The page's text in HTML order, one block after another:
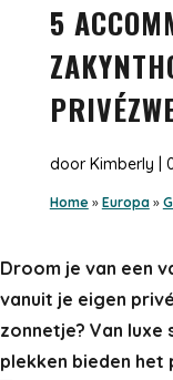
5
doorKimberly
Home » Europa»
Droom je van een
vanuit je eigen
zonnetje? Van luxe
plekken bieden